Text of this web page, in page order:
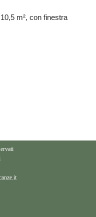
m², con finestra